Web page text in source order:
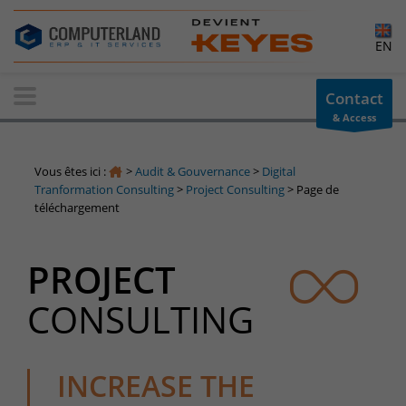
Contact-us
Information request
contact us
+32(0)800 12 512
Access to the information area reserved for customers:
Customer area
Support for incidents & service requests
EN
Contact
& Access
Vous êtes ici : >Audit & Gouvernance> Digital
Tranformation Consulting> Project Consulting> Page de
téléchargement
PROJECT
CONSULTING
INCREASE THE